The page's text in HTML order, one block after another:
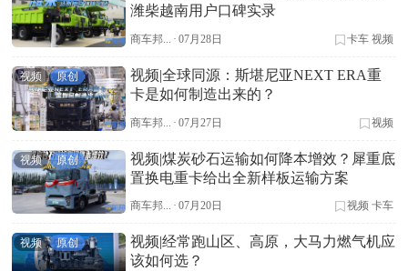
潍柴越南用户口碑实录
商车邦... · 07月28日 卡车 视频
视频 原创
视频|全球同源：斯堪尼亚NEXT ERA重
卡是如何制造出来的？
商车邦... · 07月27日 视频
视频 原创
视频|煤炭砂石运输如何降本增效？犀重底
置换电重卡给出全新样板运输方案
商车邦... · 07月20日 视频 卡车
视频 原创
视频|经常跑山区、高原，大马力燃气机应
该如何选？